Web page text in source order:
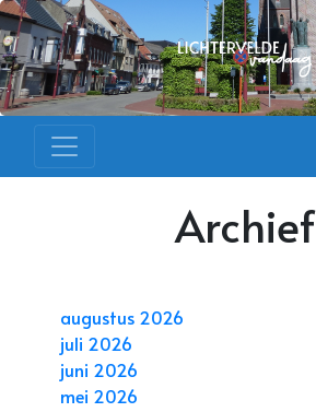
Archief
augustus 2026
juli 2026
juni 2026
mei 2026